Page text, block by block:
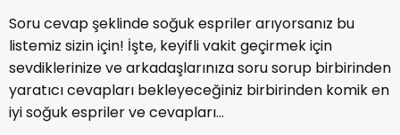
Soru cevap şeklinde soğuk espriler arıyorsanız bu
listemiz sizin için! İşte, keyifli vakit geçirmek için
sevdiklerinize ve arkadaşlarınıza soru sorup birbirinden
yaratıcı cevapları bekleyeceğiniz birbirinden komik en
iyi soğuk espriler ve cevapları...